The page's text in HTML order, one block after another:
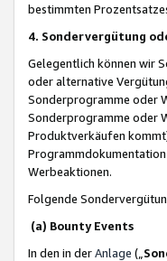
bestimmten
4. Sondervergütung
Gelegentlich können wir
oder alternative
Sonderprogramme oder
Sonderprogramme oder
Produktverkäufen
Werbeaktionen.
Folgende
(a) Bounty Events
In den in derAnlage („